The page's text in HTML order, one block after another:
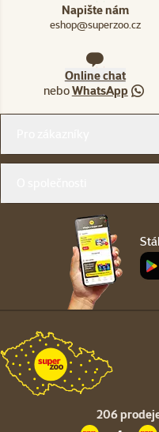
Napište nám
eshop@superzoo.cz
Online chat
neboWhatsApp
206